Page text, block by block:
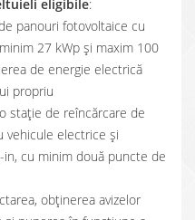
eligibile:
panouri fotovoltaice cu
27 kWp și maxim 100
de energie electrică
propriu
staţie de reîncărcare de
vehicule electrice şi
cu minim două puncte de
obținerea avizelor